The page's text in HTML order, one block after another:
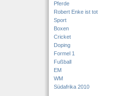
Pferde
Robert Enke ist tot
Sport
Boxen
Cricket
Doping
Formel 1
Fußball
EM
WM
Südafrika 2010